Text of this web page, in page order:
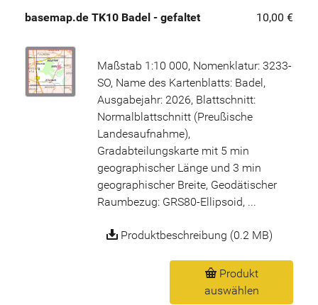
basemap.de TK10 Badel - gefaltet 10,00 €
Maßstab 1:10 000, Nomenklatur: 3233-
SO, Name des Kartenblatts: Badel,
Ausgabejahr: 2026, Blattschnitt:
Normalblattschnitt (Preußische
Landesaufnahme),
Gradabteilungskarte mit 5 min
geographischer Länge und 3 min
geographischer Breite, Geodätischer
Raumbezug: GRS80-Ellipsoid, ...
Produktbeschreibung (0.2 MB)
Produkt
auswählen